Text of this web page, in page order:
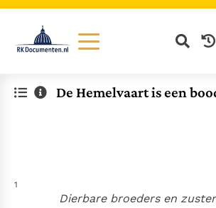
Documenten
Over RK
De Hemelvaart is een
1
Dierbare broeders en